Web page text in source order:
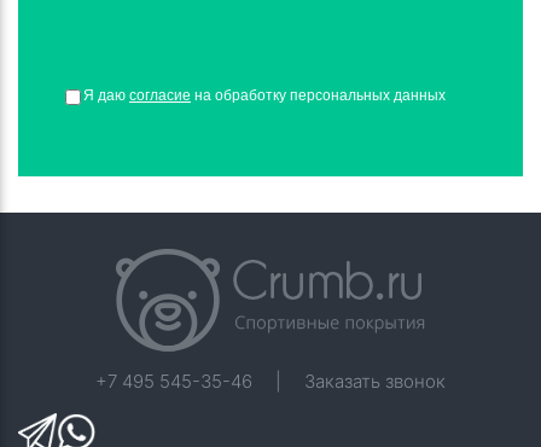
Я даю согласие на обработку персональных данных
+7 495 545-35-46 Заказать звонок